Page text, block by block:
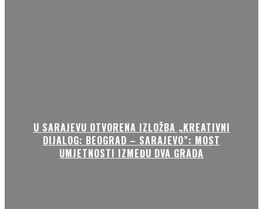
U SARAJEVU OTVORENA IZLOŽBA „KREATIVNI
DIJALOG: BEOGRAD – SARAJEVO”: MOST
UMJETNOSTI IZMEĐU DVA GRADA